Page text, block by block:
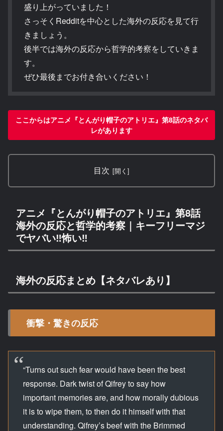
盛り上がっていました！
さっそくRedditを中心とした海外の反応を見て行
きましょう。
後半では海外の反応から哲学的考察をしていきま
す。
ぜひ最後までお付き合いください！
ここからはアニメ『とんがり帽子のアトリエ』第8話のネタバ
レがあります
目次
アニメ『とんがり帽子のアトリエ』第8話
海外の反応と哲学的考察｜キーフリーマジ
でヤバい‼怖い‼
海外の反応まとめ【ネタバレあり】
衝撃・驚きの反応
“Turns out such fear would have been the best
response. Dark twist of Qifrey to say how
important memories are, and how morally dubious
it is to wipe them, to then do it himself with that
understanding. Qifrey’s beef with the Brimmed